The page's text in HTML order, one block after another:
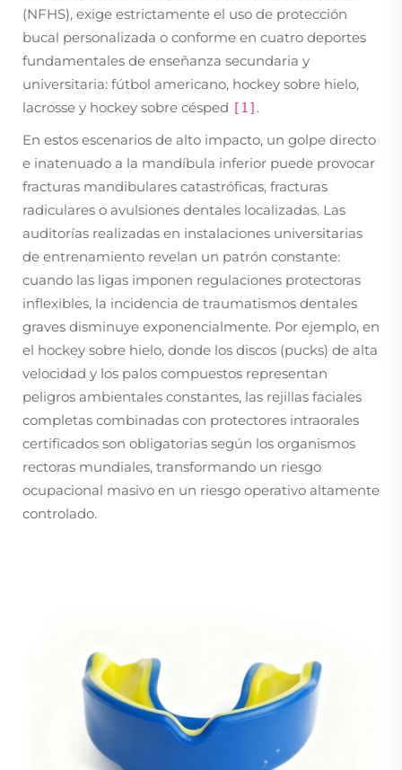
(NFHS), exige estrictamente el uso de protección
bucal personalizada o conforme en cuatro deportes
fundamentales de enseñanza secundaria y
universitaria: fútbol americano, hockey sobre hielo,
lacrosse y hockey sobre césped [1] .
En estos escenarios de alto impacto, un golpe directo
e inatenuado a la mandíbula inferior puede provocar
fracturas mandibulares catastróficas, fracturas
radiculares o avulsiones dentales localizadas. Las
auditorías realizadas en instalaciones universitarias
de entrenamiento revelan un patrón constante:
cuando las ligas imponen regulaciones protectoras
inflexibles, la incidencia de traumatismos dentales
graves disminuye exponencialmente. Por ejemplo, en
el hockey sobre hielo, donde los discos (pucks) de alta
velocidad y los palos compuestos representan
peligros ambientales constantes, las rejillas faciales
completas combinadas con protectores intraorales
certificados son obligatorias según los organismos
rectoras mundiales, transformando un riesgo
ocupacional masivo en un riesgo operativo altamente
controlado.